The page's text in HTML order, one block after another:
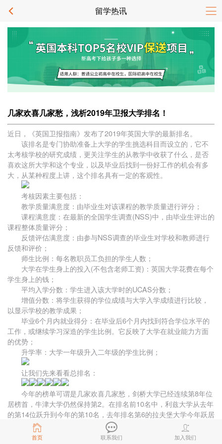
留学热讯
首页 联系我们 加入我们
几家欢喜几家愁，浅析2019年卫报大学排名！
近日，《英国卫报指南》发布了2019年英国大学的最新排名。
该排名是专门协助准备上大学的学生挑选科目而设立的，它不
太考核学校的研究成绩，更关注学生的从教学中收获了什么，是否
喜欢这所大学和这个专业，以及毕业后找到一份好工作的机会有多
大，从某种程度上讲，这个排名具有一定的客观性。
考核因素主要包括：
教学质量满意度：由毕业生对该课程的教学质量进行评分；
课程满意度：在最新的全国学生调查(NSS)中，由毕业生评出的
课程整体质量评分；
反馈评估满意度：由参与NSS调查的毕业生对学校和教师进行
反馈和评价；
师生比例：每名教职员工负担的学生人数；
大学在学生身上的投入(不包含老师工资)：英国大学花费在每个
学生身上的钱；
平均入学分数：学生进入该大学时的UCAS分数；
增值分数：将学生获得的学位成绩与大学入学成绩进行比较，
以显示学校的教学成果；
毕业6个月内就业得分：在毕业后6个月内找到符合学位水平的
工作，或继续学习深造的学生比例。它反映了大学在就业能力方面
的优势；
升学率：大学一年级升入二年级的学生比例；
让我们先来看看总排名：
今年的榜单可谓是几家欢喜几家愁，剑桥大学已经连续第8年位
居榜首，牛津大学仍然保持第2。在排名前10名中，利兹大学从去年
的第14位跃升到今年的第10名，去年排名第6的拉夫堡大学今年跃居
而广受关注的伦敦大学学院(UCL)没能保持住前10的地位，从去